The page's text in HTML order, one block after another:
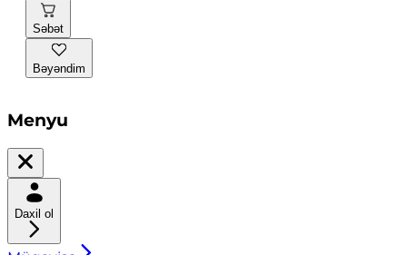
Səbət
Bəyəndim
Menyu
Daxil ol